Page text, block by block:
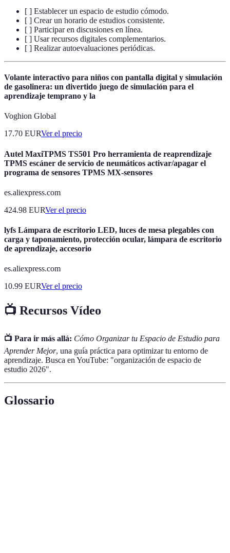
[ ] Establecer un espacio de estudio cómodo.
[ ] Crear un horario de estudios consistente.
[ ] Participar en discusiones en línea.
[ ] Usar recursos digitales complementarios.
[ ] Realizar autoevaluaciones periódicas.
Volante interactivo para niños con pantalla digital y simulación
de gasolinera: un divertido juego de simulación para el
aprendizaje temprano y la
Voghion Global
17.70 EURVer el precio
Autel MaxiTPMS TS501 Pro herramienta de reaprendizaje
TPMS escáner de servicio de neumáticos activar/apagar el
programa de sensores TPMS MX-sensores
es.aliexpress.com
424.98 EURVer el precio
lyfs Lámpara de escritorio LED, luces de mesa plegables con
carga y taponamiento, protección ocular, lámpara de escritorio
de aprendizaje, accesorio
es.aliexpress.com
10.99 EURVer el precio
📺 Recursos Vídeo
📺 Para ir más allá: Cómo Organizar tu Espacio de Estudio para
Aprender Mejor, una guía práctica para optimizar tu entorno de
aprendizaje. Busca en YouTube: "organización de espacio de
estudio 2026".
Glossario